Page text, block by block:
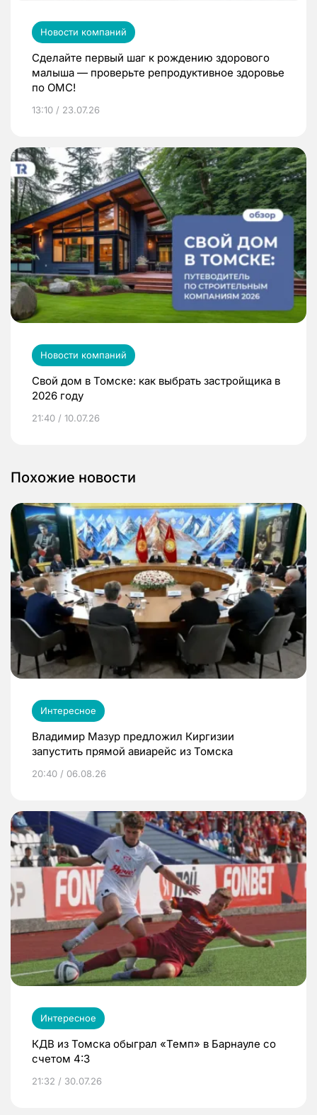
Новости компаний
Сделайте первый шаг к рождению здорового
малыша — проверьте репродуктивное здоровье
по ОМС!
13:10 / 23.07.26
Новости компаний
Свой дом в Томске: как выбрать застройщика в
2026 году
21:40 / 10.07.26
Похожие новости
Интересное
Владимир Мазур предложил Киргизии
запустить прямой авиарейс из Томска
20:40 / 06.08.26
Интересное
КДВ из Томска обыграл «Темп» в Барнауле со
счетом 4:3
21:32 / 30.07.26